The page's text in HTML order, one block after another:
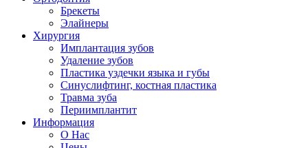
Брекеты
Элайнеры
Хирургия
Имплантация зубов
Удаление зубов
Пластика уздечки языка и губы
Синуслифтинг, костная пластика
Травма зуба
Периимплантит
Информация
О Нас